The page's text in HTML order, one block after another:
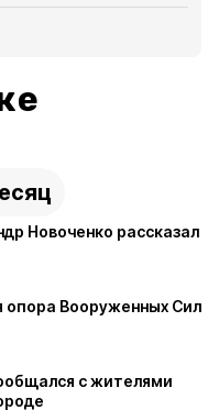
Новоченко рассказал
опора Вооруженных Сил
с жителями